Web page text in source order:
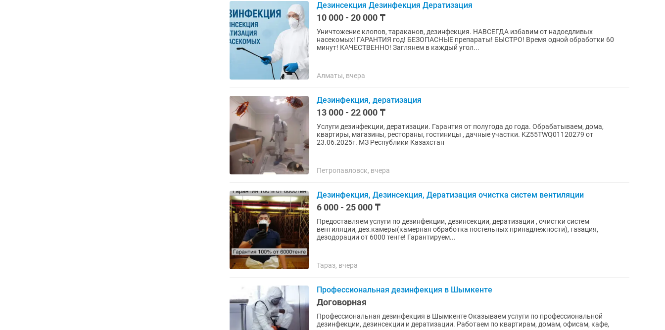
Дезинсекция Дезинфекция Дератизация
10 000 - 20 000 ₸
Уничтожение клопов, тараканов, дезинфекция. НАВСЕГДА избавим от надоедливых
насекомых! ГАРАНТИЯ год! БЕЗОПАСНЫЕ препараты! БЫСТРО! Время одной обработки 60
минут! КАЧЕСТВЕННО! Заглянем в каждый угол...
Алматы, вчера
Дезинфекция, дератизация
13 000 - 22 000 ₸
Услуги дезинфекции, дератизации. Гарантия от полугода до года. Обрабатываем, дома,
квартиры, магазины, рестораны, гостиницы , дачные участки. KZ55TWQ01120279 от
23.06.2025г. МЗ Республики Казахстан
Петропавловск, вчера
Дезинфекция, Дезинсекция, Дератизация очистка систем вентиляции
6 000 - 25 000 ₸
Предоставляем услуги по дезинфекции, дезинсекции, дератизации , очистки систем
вентиляции, дез.камеры(камерная обработка постельных принадлежности), газация,
дезодорации от 6000 тенге! Гарантируем...
Тараз, вчера
Профессиональная дезинфекция в Шымкенте
Договорная
Профессиональная дезинфекция в Шымкенте Оказываем услуги по профессиональной
дезинфекции, дезинсекции и дератизации. Работаем по квартирам, домам, офисам, кафе,